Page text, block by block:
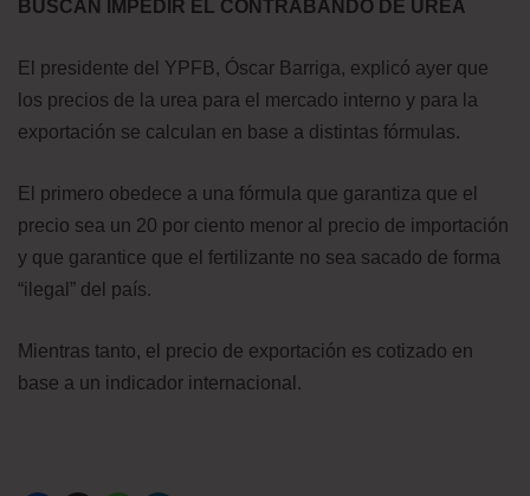
BUSCAN IMPEDIR EL CONTRABANDO DE UREA
El presidente del YPFB, Óscar Barriga, explicó ayer que
los precios de la urea para el mercado interno y para la
exportación se calculan en base a distintas fórmulas.
El primero obedece a una fórmula que garantiza que el
precio sea un 20 por ciento menor al precio de importación
y que garantice que el fertilizante no sea sacado de forma
“ilegal” del país.
Mientras tanto, el precio de exportación es cotizado en
base a un indicador internacional.